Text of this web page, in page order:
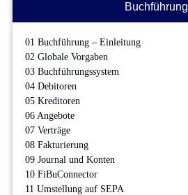
Buchführung
01 Buchführung – Einleitung
02 Globale Vorgaben
03 Buchführungssystem
04 Debitoren
05 Kreditoren
06 Angebote
07 Verträge
08 Fakturierung
09 Journal und Konten
10 FiBuConnector
11 Umstellung auf SEPA